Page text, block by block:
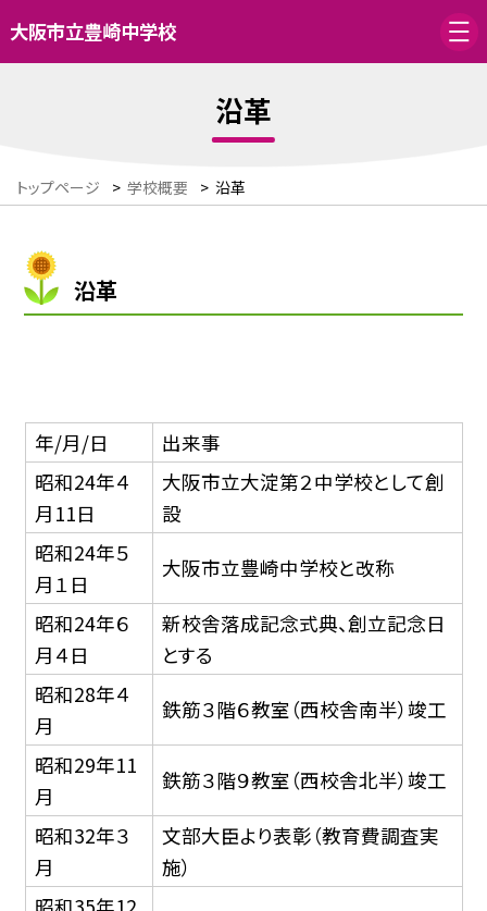
大阪市立豊崎中学校
沿革
トップページ > 学校概要 > 沿革
沿革
年/月/日
出来事
昭和24年４
月11日
大阪市立大淀第２中学校として創
設
昭和24年５
月１日
大阪市立豊崎中学校と改称
昭和24年６
月４日
新校舎落成記念式典、創立記念日
とする
昭和28年４
月
鉄筋３階６教室（西校舎南半）竣工
昭和29年11
月
鉄筋３階９教室（西校舎北半）竣工
昭和32年３
月
文部大臣より表彰（教育費調査実
施）